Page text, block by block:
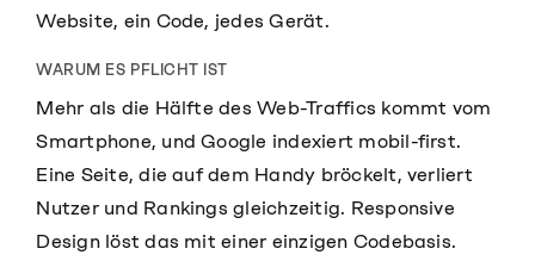
Website, ein Code, jedes Gerät.
WARUM ES PFLICHT IST
Mehr als die Hälfte des Web-Traffics kommt vom
Smartphone, und Google indexiert mobil-first.
Eine Seite, die auf dem Handy bröckelt, verliert
Nutzer und Rankings gleichzeitig. Responsive
Design löst das mit einer einzigen Codebasis.